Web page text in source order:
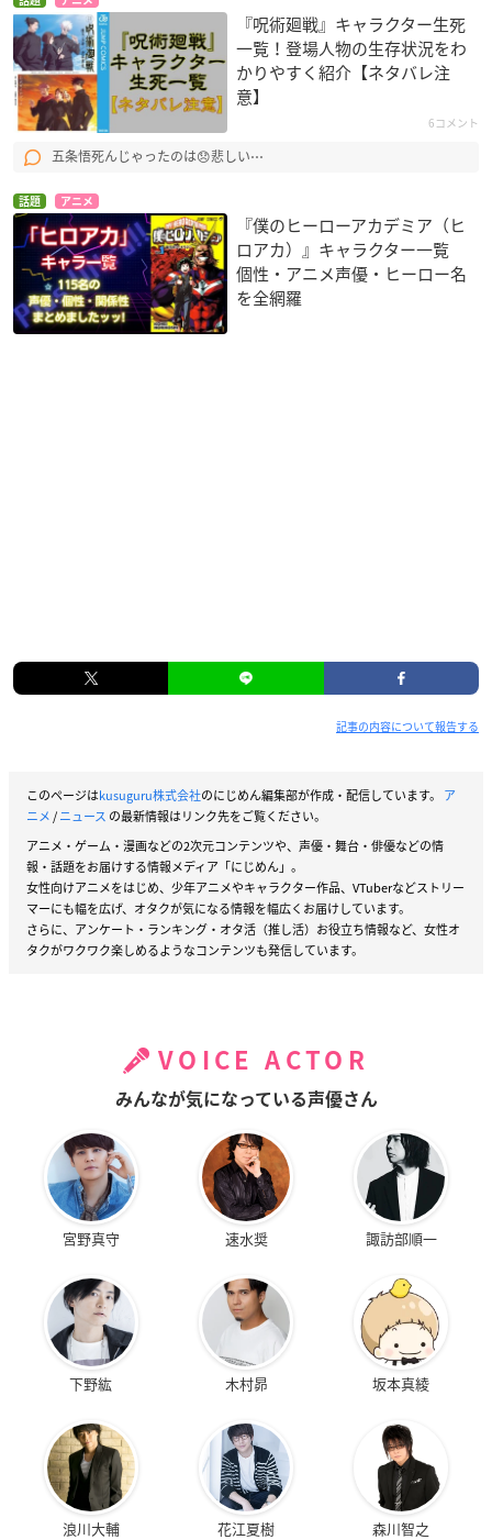
『呪術廻戦』キャラクター生死
一覧！登場人物の生存状況をわ
かりやすく紹介【ネタバレ注
意】
6コメント
五条悟死んじゃったのは😞悲しい⋯
話題 アニメ
『僕のヒーローアカデミア（ヒ
ロアカ）』キャラクター一覧
個性・アニメ声優・ヒーロー名
を全網羅
記事の内容について報告する
このページはkusuguru株式会社のにじめん編集部が作成・配信しています。 ア
ニメ/ニュース の最新情報はリンク先をご覧ください。
アニメ・ゲーム・漫画などの2次元コンテンツや、声優・舞台・俳優などの情
報・話題をお届けする情報メディア「にじめん」。
女性向けアニメをはじめ、少年アニメやキャラクター作品、VTuberなどストリー
マーにも幅を広げ、オタクが気になる情報を幅広くお届けしています。
さらに、アンケート・ランキング・オタ活（推し活）お役立ち情報など、女性オ
タクがワクワク楽しめるようなコンテンツも発信しています。
VOICE ACTOR
みんなが気になっている声優さん
宮野真守 速水奨 諏訪部順一
下野紘 木村昴 坂本真綾
浪川大輔 花江夏樹 森川智之